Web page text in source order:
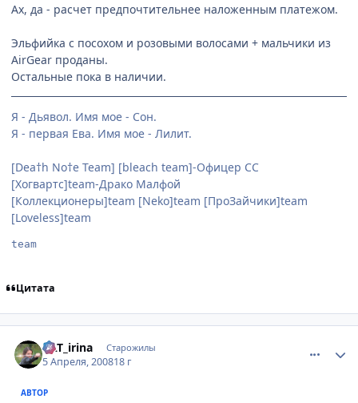
Ах, да - расчет предпочтительнее наложенным платежом.
Эльфийка с посохом и розовыми волосами + мальчики из
AirGear проданы.
Остальные пока в наличии.
Я - Дьявол. Имя мое - Сон.
Я - первая Ева. Имя мое - Лилит.
[Dea†h No†e Team] [bleach team]-Офицер СС
[Хогвартс]team-Драко Малфой
[Коллекционеры]team [Neko]team [ПроЗайчики]team
[Loveless]team
team
Цитата
KAT_irina Старожилы
5 Апреля, 200818 г
АВТОР